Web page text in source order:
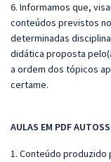
6. Informamos que,
conteúdos previstos
determinadas
didática proposta
a ordem dos tópicos
certame.
AULAS EM PDF
1. Conteúdo